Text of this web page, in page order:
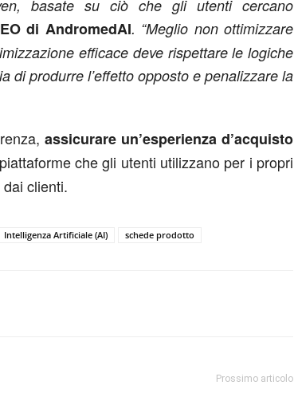
basate su ciò che gli utenti cercano
di AndromedAI. “Meglio non ottimizzare
efficace deve rispettare le logiche
di produrre l’effetto opposto e penalizzare la
assicurare un’esperienza d’acquisto
che gli utenti utilizzano per i propri
clienti.
Intelligenza Artificiale (AI) schede prodotto
Prossimo articolo